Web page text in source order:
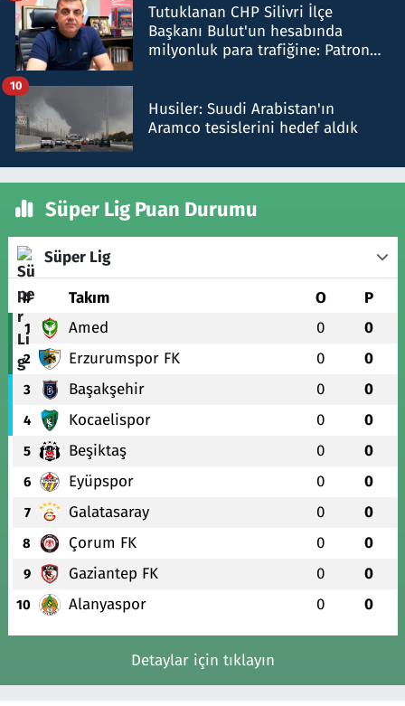
Tutuklanan CHP Silivri İlçe
Başkanı Bulut'un hesabında
milyonluk para trafiğine: Patron
Husiler: Suudi Arabistan'ın
Aramco tesislerini hedef aldık
10
Süper Lig Puan Durumu
Süper Lig
# Takım O P
1 Amed 0 0
2 Erzurumspor FK 0 0
3 Başakşehir 0 0
4 Kocaelispor 0 0
5 Beşiktaş 0 0
6 Eyüpspor 0 0
7 Galatasaray 0 0
8 Çorum FK 0 0
9 Gaziantep FK 0 0
10 Alanyaspor 0 0
Detaylar için tıklayın